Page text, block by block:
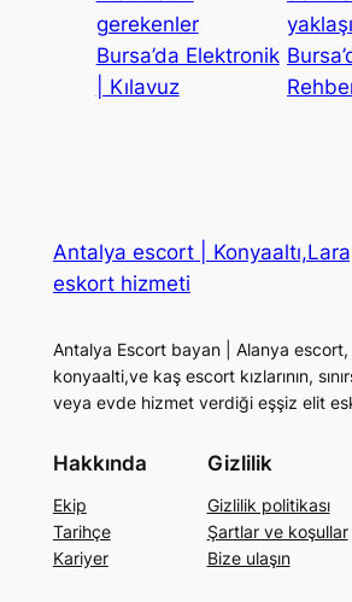
gerekenler
Bursa’da Elektronik
| Kılavuz
Antalya escort |
eskort hizmeti
Antalya Escort bayan | Alanya
konyaalti,ve kaş escort kızlarının,
veya evde hizmet verdiği eşşiz elit
Hakkında
Ekip
Tarihçe
Kariyer
Gizlilik
Gizlilik politikası
Şartlar ve koşullar
Bize ulaşın